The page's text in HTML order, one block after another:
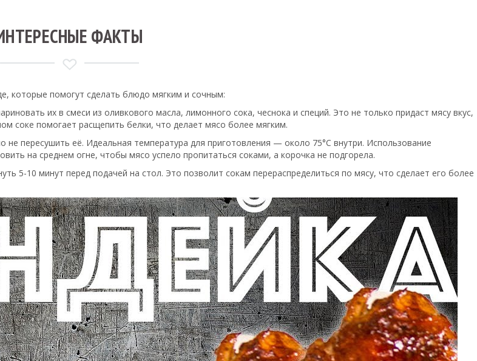
ФАКТЫ
которые помогут сделать блюдо мягким и сочным:
их в смеси из оливкового масла, лимонного сока, чеснока и специй. Это не только придаст мясу вкус,
соке помогает расщепить белки, что делает мясо более мягким.
не пересушить её. Идеальная температура для приготовления — около 75°C внутри. Использование
на среднем огне, чтобы мясо успело пропитаться соками, а корочка не подгорела.
5-10 минут перед подачей на стол. Это позволит сокам перераспределиться по мясу, что сделает его более